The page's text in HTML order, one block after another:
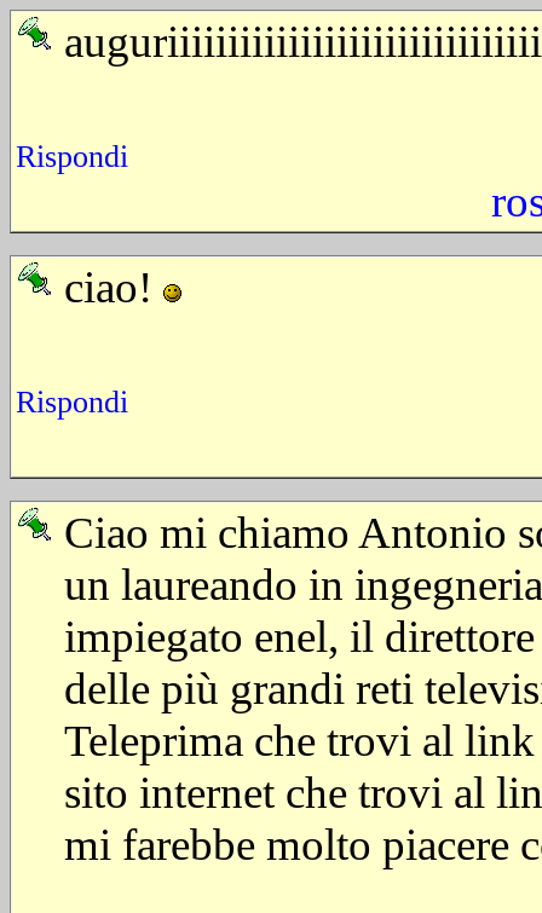
Rispondi
ciao!
Rispondi
Ciao mi chiamo Antonio
un laureando in
impiegato enel, il
delle più grandi reti
Teleprima che trovi al
sito internet che trovi al
mi farebbe molto piacere